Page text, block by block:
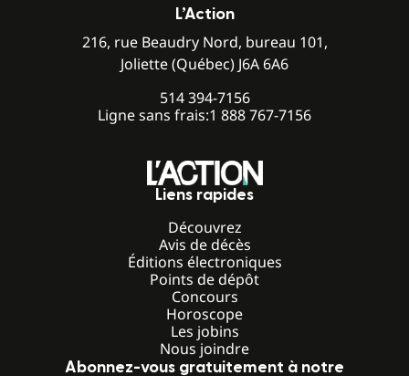
L’Action
216, rue Beaudry Nord, bureau 101,
Joliette (Québec) J6A 6A6
514 394-7156
Ligne sans frais:1 888 767-7156
Liens rapides
Découvrez
Avis de décès
Éditions électroniques
Points de dépôt
Concours
Horoscope
Les jobins
Nous joindre
Abonnez-vous gratuitement à notre